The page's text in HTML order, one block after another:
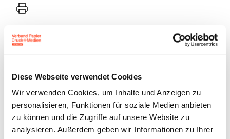
Diese Webseite verwendet Cookies
Wir verwenden Cookies, um Inhalte und Anzeigen zu
personalisieren, Funktionen für soziale Medien anbieten
zu können und die Zugriffe auf unsere Website zu
analysieren. Außerdem geben wir Informationen zu Ihrer
Drucker
Wirtschafts- und Sozialpolitik. Die
Kostenbelastungen und bürokratische Hürden sind
aus dem Ruder gelaufen. Die Druck- und
Medienbetriebe, zu 83 Prozent Unternehmen mit
weniger als 20 Beschäftigten, benötigen dringend